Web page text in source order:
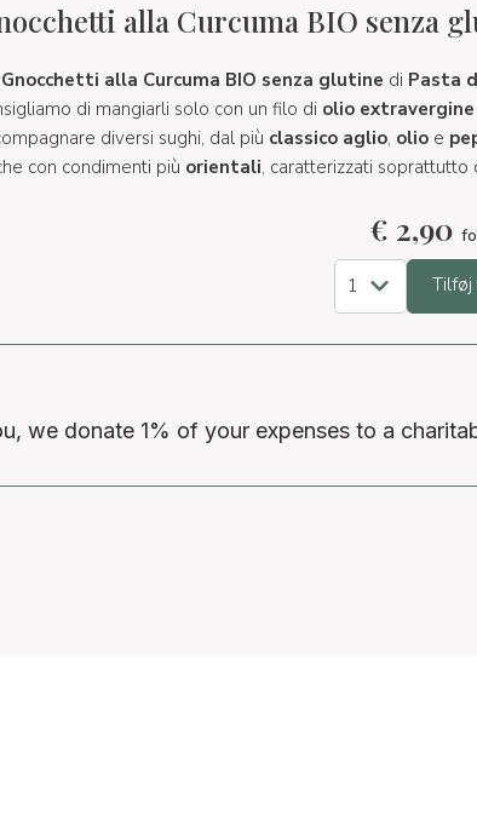
alla Curcuma BIO senza
Gnocchetti alla Curcuma BIO senza glutine di Pasta
di mangiarli solo con un filo di olio
diversi sughi, dal più classico aglio, olio e
con condimenti più orientali, caratterizzati
€ 2,90
Tilføj
we donate 1% of your expenses to a